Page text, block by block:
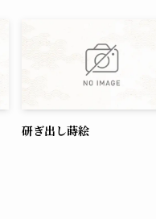
研ぎ出し蒔絵